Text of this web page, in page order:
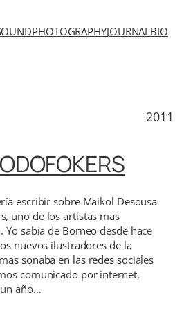
PHOTOGRAPHYJOURNALBIO
2011
escribir sobre Maikol Desousa
uno de los artistas mas
Yo sabia de Borneo desde hace
nuevos ilustradores de la
sonaba en las redes sociales
comunicado por internet,
año…